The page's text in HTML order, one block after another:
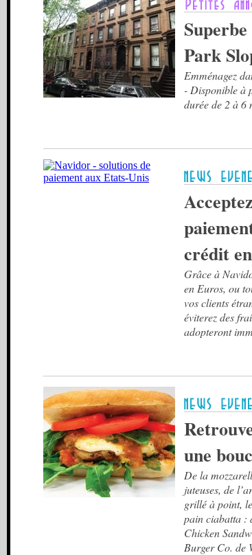
Park
Emménagez
- Disponible à
durée de 2 à 6
crédit
Grâce à
en Euros, ou
vos clients
éviterez des
adopteront
une
De la
juteuses, de
grillé à point,
pain ciabatta :
Chicken
Burger Co. de